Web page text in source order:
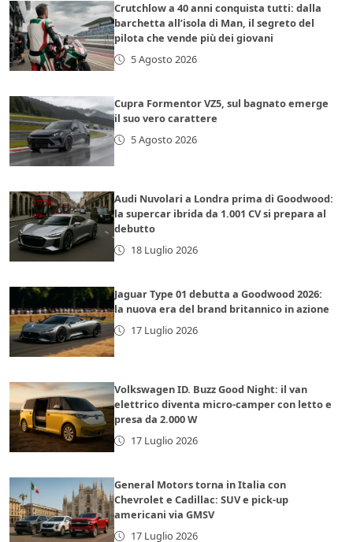
Crutchlow a 40 anni conquista tutti: dalla
barchetta all’isola di Man, il segreto del
pilota che vende più dei giovani
5 Agosto 2026
Cupra Formentor VZ5, sul bagnato emerge
il suo vero carattere
5 Agosto 2026
Audi Nuvolari a Londra prima di Goodwood:
la supercar ibrida da 1.001 CV si prepara al
debutto
18 Luglio 2026
Jaguar Type 01 debutta a Goodwood 2026:
la nuova era del brand britannico in azione
17 Luglio 2026
Volkswagen ID. Buzz Good Night: il van
elettrico diventa micro-camper con letto e
presa da 2.000 W
17 Luglio 2026
General Motors torna in Italia con
Chevrolet e Cadillac: SUV e pick-up
americani via GMSV
17 Luglio 2026